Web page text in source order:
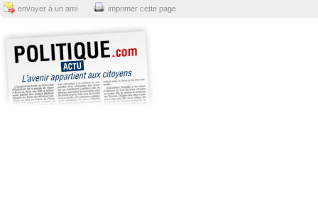
envoyer à un ami imprimer cette page